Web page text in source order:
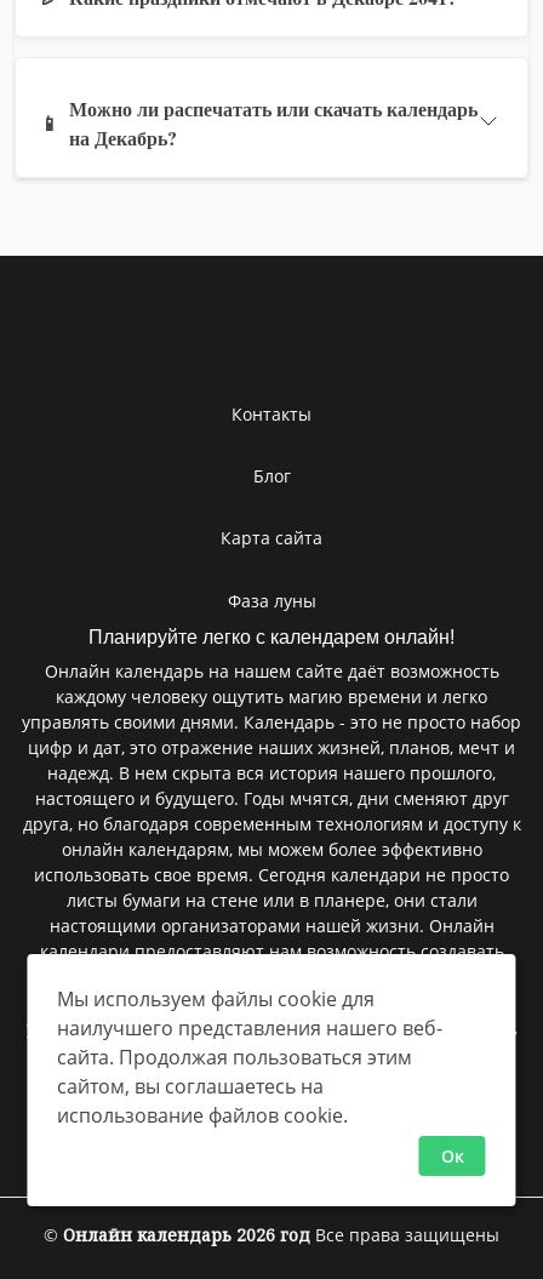
📱
Можно ли распечатать или скачать календарь
на Декабрь?
Контакты
Блог
Карта сайта
Фаза луны
Планируйте легко с календарем онлайн!
Онлайн календарь на нашем сайте даёт возможность
каждому человеку ощутить магию времени и легко
управлять своими днями. Календарь - это не просто набор
цифр и дат, это отражение наших жизней, планов, мечт и
надежд. В нем скрыта вся история нашего прошлого,
настоящего и будущего. Годы мчятся, дни сменяют друг
друга, но благодаря современным технологиям и доступу к
онлайн календарям, мы можем более эффективно
использовать свое время. Сегодня календари не просто
листы бумаги на стене или в планере, они стали
настоящими организаторами нашей жизни. Онлайн
календари предоставляют нам возможность создавать
напоминания и следить за важными событиями. В них
умещаются сроки сдачи проектов, дни рождения близких,
важные праздники, и даже небольшие заметки, которые
помогают нам быть более организованными.
© Онлайн календарь 2026 год Все права защищены
Мы используем файлы cookie для
наилучшего представления нашего веб-
сайта. Продолжая пользоваться этим
сайтом, вы соглашаетесь на
использование файлов cookie.
Ок